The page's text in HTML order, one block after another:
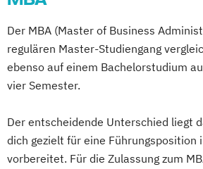
Der MBA (Master of Business
regulären Master-Studiengang
ebenso auf einem Bachelorstudium
vier Semester.
Der entscheidende Unterschied liegt
dich gezielt für eine Führungsposition
vorbereitet. Für die Zulassung zum